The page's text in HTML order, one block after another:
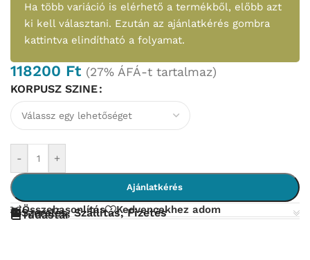
Ha több variáció is elérhető a termékből, előbb azt
ki kell választani. Ezután az ajánlatkérés gombra
kattintva elindítható a folyamat.
118200 Ft (27% ÁFÁ-t tartalmaz)
KORPUSZ SZINE
- +
Ajánlatkérés
Összehasonlítás Kedvencekhez adom
Szerelés, Szállítás, Fizetés
Tudástár